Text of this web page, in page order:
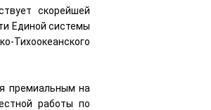
скорейшей
Единой системы
Тихоокеанского
премиальным на
работы по